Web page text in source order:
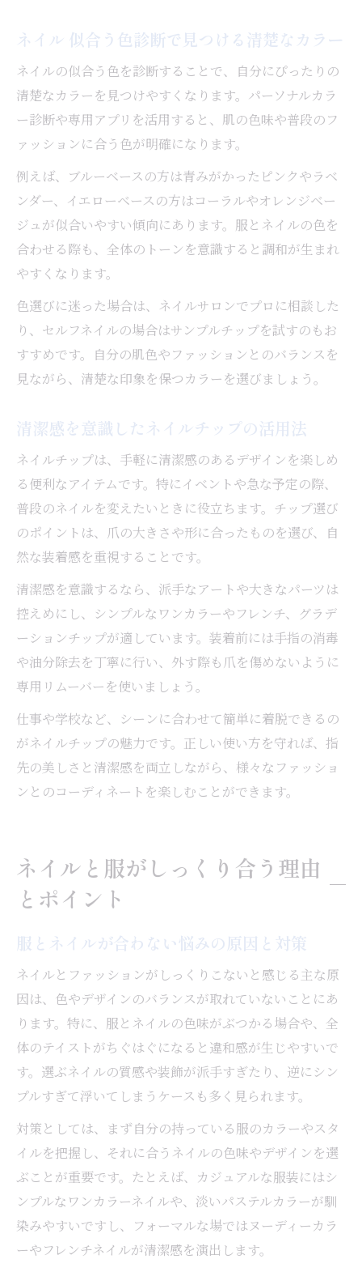
ネイル 似合う色診断で見つける清楚なカラー
ネイルの似合う色を診断することで、自分にぴったりの
清楚なカラーを見つけやすくなります。パーソナルカラ
ー診断や専用アプリを活用すると、肌の色味や普段のフ
ァッションに合う色が明確になります。
例えば、ブルーベースの方は青みがかったピンクやラベ
ンダー、イエローベースの方はコーラルやオレンジベー
ジュが似合いやすい傾向にあります。服とネイルの色を
合わせる際も、全体のトーンを意識すると調和が生まれ
やすくなります。
色選びに迷った場合は、ネイルサロンでプロに相談した
り、セルフネイルの場合はサンプルチップを試すのもお
すすめです。自分の肌色やファッションとのバランスを
見ながら、清楚な印象を保つカラーを選びましょう。
清潔感を意識したネイルチップの活用法
ネイルチップは、手軽に清潔感のあるデザインを楽しめ
る便利なアイテムです。特にイベントや急な予定の際、
普段のネイルを変えたいときに役立ちます。チップ選び
のポイントは、爪の大きさや形に合ったものを選び、自
然な装着感を重視することです。
清潔感を意識するなら、派手なアートや大きなパーツは
控えめにし、シンプルなワンカラーやフレンチ、グラデ
ーションチップが適しています。装着前には手指の消毒
や油分除去を丁寧に行い、外す際も爪を傷めないように
専用リムーバーを使いましょう。
仕事や学校など、シーンに合わせて簡単に着脱できるの
がネイルチップの魅力です。正しい使い方を守れば、指
先の美しさと清潔感を両立しながら、様々なファッショ
ンとのコーディネートを楽しむことができます。
ネイルと服がしっくり合う理由
とポイント
服とネイルが合わない悩みの原因と対策
ネイルとファッションがしっくりこないと感じる主な原
因は、色やデザインのバランスが取れていないことにあ
ります。特に、服とネイルの色味がぶつかる場合や、全
体のテイストがちぐはぐになると違和感が生じやすいで
す。選ぶネイルの質感や装飾が派手すぎたり、逆にシン
プルすぎて浮いてしまうケースも多く見られます。
対策としては、まず自分の持っている服のカラーやスタ
イルを把握し、それに合うネイルの色味やデザインを選
ぶことが重要です。たとえば、カジュアルな服装にはシ
ンプルなワンカラーネイルや、淡いパステルカラーが馴
染みやすいですし、フォーマルな場ではヌーディーカラ
ーやフレンチネイルが清潔感を演出します。